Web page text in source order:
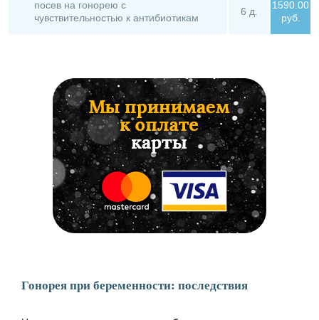
посев на гонорею с
чувствительностью к антибиотикам
6 д.
1590.00
руб.
Гонорея при беременности: последствия